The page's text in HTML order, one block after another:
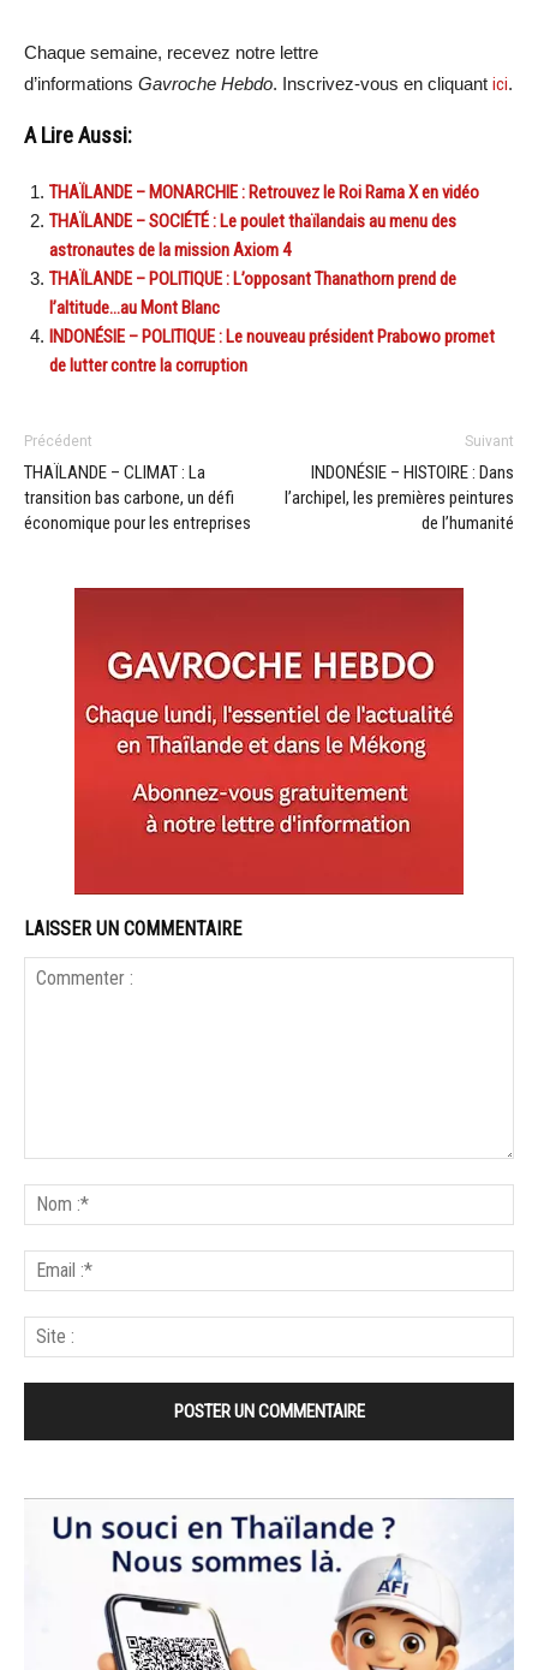
Chaque semaine, recevez notre lettre
d’informations Gavroche Hebdo. Inscrivez-vous en cliquant ici.
A Lire Aussi:
THAÏLANDE – MONARCHIE : Retrouvez le Roi Rama X en vidéo
THAÏLANDE – SOCIÉTÉ : Le poulet thaïlandais au menu des
astronautes de la mission Axiom 4
THAÏLANDE – POLITIQUE : L’opposant Thanathorn prend de
l’altitude…au Mont Blanc
INDONÉSIE – POLITIQUE : Le nouveau président Prabowo promet
de lutter contre la corruption
Précédent
THAÏLANDE – CLIMAT : La
transition bas carbone, un défi
économique pour les entreprises
Suivant
INDONÉSIE – HISTOIRE : Dans
l’archipel, les premières peintures
de l’humanité
LAISSER UN COMMENTAIRE